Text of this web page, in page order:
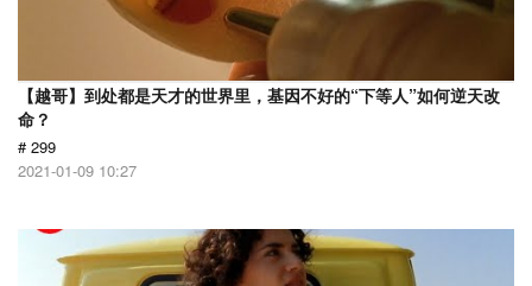
【越哥】到处都是天才的世界里，基因不好的“下等人”如何逆天改
命？
# 299
2021-01-09 10:27